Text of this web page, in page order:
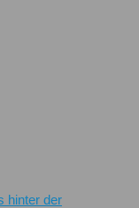
hinter der